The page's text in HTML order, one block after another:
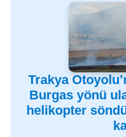
Trakya
Burgas yönü
helikopter